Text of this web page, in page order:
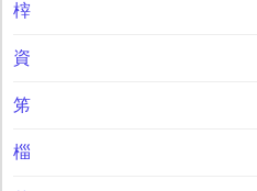
榟
資
笫
椔